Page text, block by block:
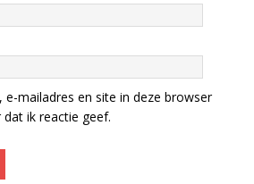
e-mailadres en site in deze browser
ik reactie geef.